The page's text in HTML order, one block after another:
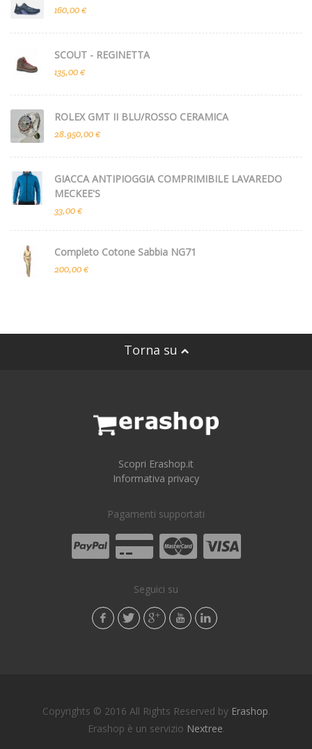
160,00 €
SCOUT - REGINETTA
135,00 €
ROLEX GMT II BLU/ROSSO CERAMICA
28.950,00 €
GIACCA ANTIPIOGGIA COMPRIMIBILE LAVAREDO
MECKEE'S
33,00 €
Completo Cotone Sabbia NG71
200,00 €
Torna su
Scopri Erashop.it
Informativa privacy
Pagamenti supportati
Seguici su
Copyrights © 2016 All Rights Reserved by Erashop.
Erashop è un servizio Nextree.